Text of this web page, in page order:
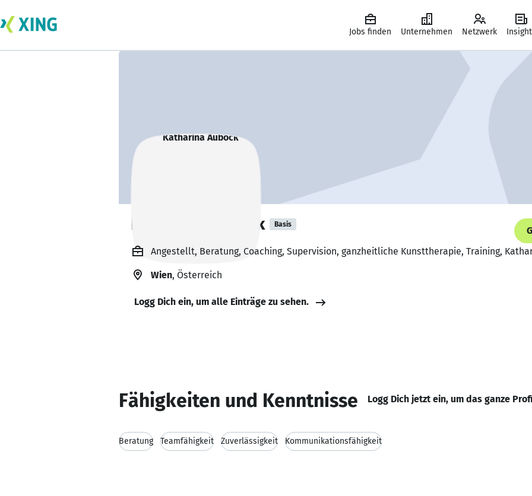
Jobs finden Unternehmen Netzwerk
Katharina Auböck Basis
Angestellt, Beratung, Coaching, Supervision, ganzheitliche Kunsttherapie, Training,
Wien, Österreich
Logg Dich ein, um alle Einträge zu sehen.
Fähigkeiten und Kenntnisse Logg Dich jetzt ein, um das ganze
Beratung Teamfähigkeit Zuverlässigkeit Kommunikationsfähigkeit